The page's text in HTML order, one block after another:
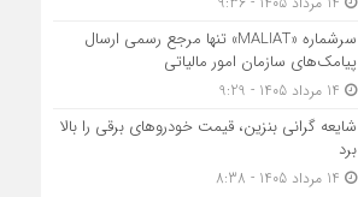
سرشماره «MALIAT» تنها مرجع رسمی ارسال
پیامک‌های سازمان امور مالیاتی
شایعه گرانی بنزین، قیمت خودروهای برقی را بالا
برد